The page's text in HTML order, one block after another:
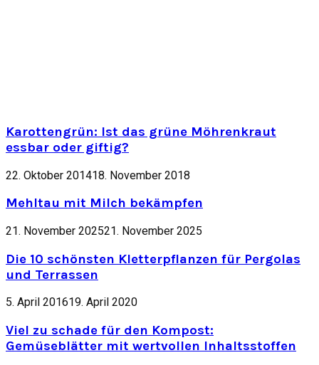
Karottengrün: Ist das grüne Möhrenkraut
essbar oder giftig?
22. Oktober 201418. November 2018
Mehltau mit Milch bekämpfen
21. November 202521. November 2025
Die 10 schönsten Kletterpflanzen für Pergolas
und Terrassen
5. April 201619. April 2020
Viel zu schade für den Kompost:
Gemüseblätter mit wertvollen Inhaltsstoffen